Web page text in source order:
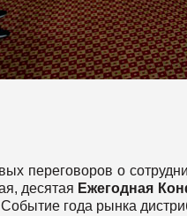
переговоров о
десятая Ежегодная
года рынка